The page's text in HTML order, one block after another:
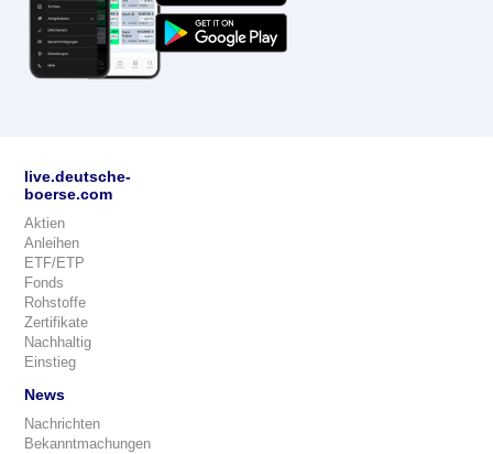
live.deutsche-
boerse.com
Aktien
Anleihen
ETF/ETP
Fonds
Rohstoffe
Zertifikate
Nachhaltig
Einstieg
News
Nachrichten
Bekanntmachungen